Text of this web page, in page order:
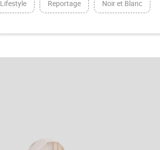
Lifestyle Reportage Noir et Blanc